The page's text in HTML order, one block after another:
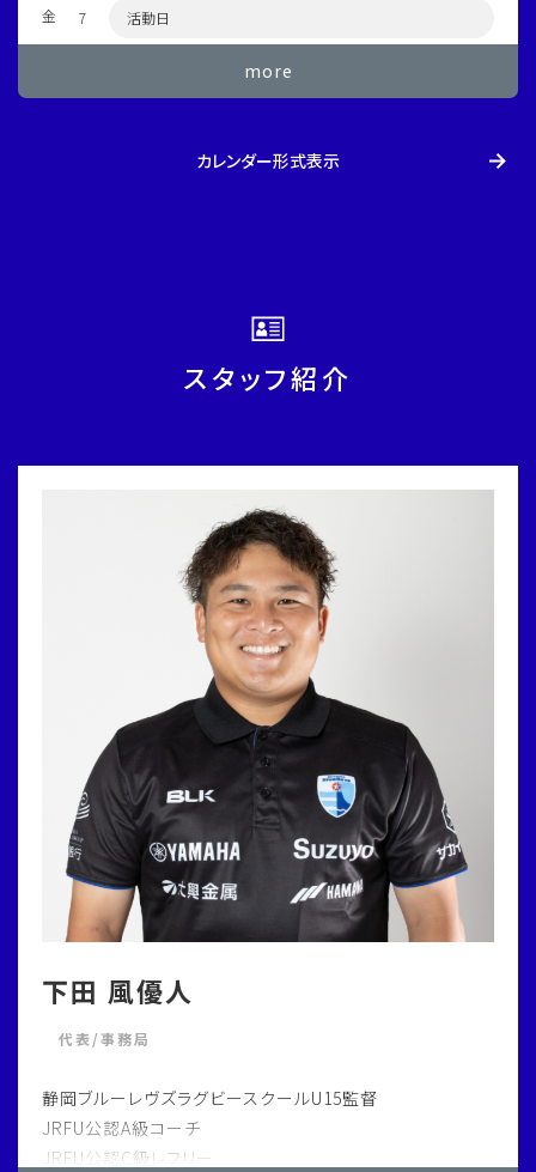
金 7 活動日
more
カレンダー形式表示
スタッフ紹介
下田 風優人
代表/事務局
静岡ブルーレヴズラグビースクールU15監督
JRFU公認A級コーチ
JRFU公認C級レフリー